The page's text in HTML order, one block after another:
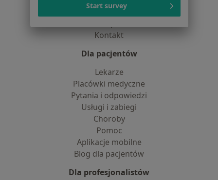
Partnerzy
Kontakt
Dla pacjentów
Lekarze
Placówki medyczne
Pytania i odpowiedzi
Usługi i zabiegi
Choroby
Pomoc
Aplikacje mobilne
Blog dla pacjentów
Dla profesjonalistów
Start survey